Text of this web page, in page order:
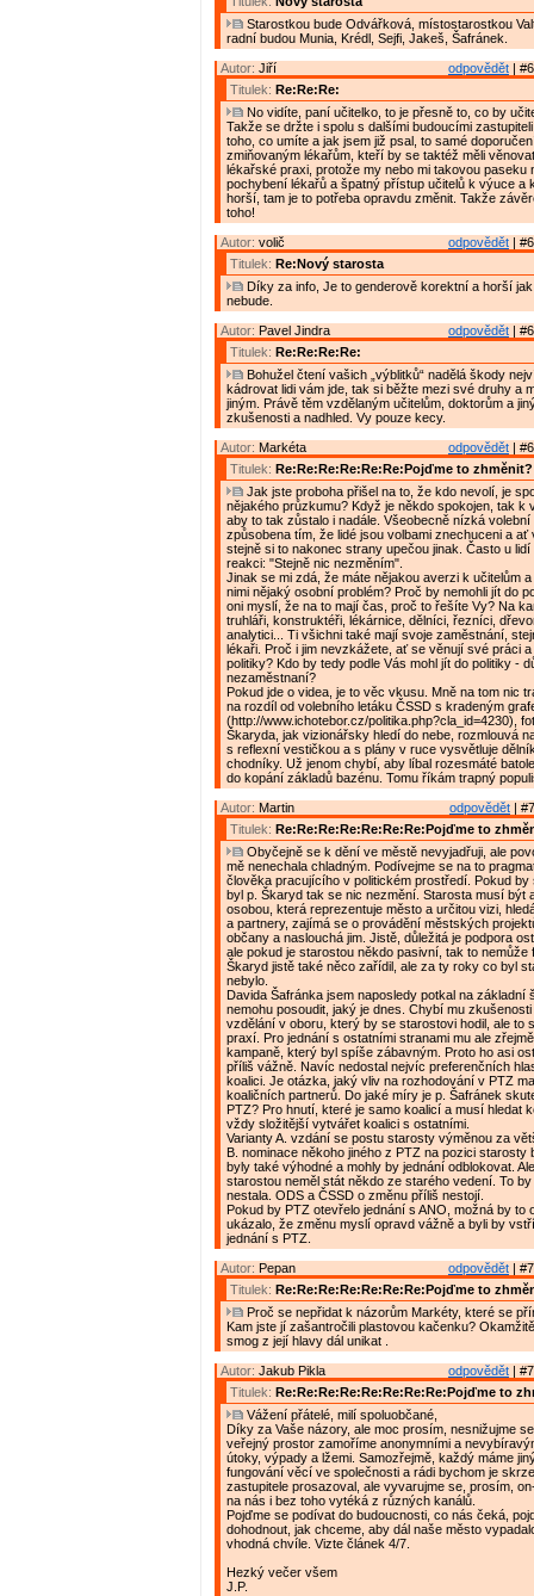
Starostkou bude Odvářková, místostarostkou
radní budou Munia, Krédl, Sejfi, Jakeš, Šafránek.
odpovědět |
Autor: Jiří
Titulek: Re:Re:Re:
No vidíte, paní učitelko, to je přesně to, co by
Takže se držte i spolu s dalšími budoucími
toho, co umíte a jak jsem již psal, to samé
zmiňovaným lékařům, kteří by se taktéž měli
lékařské praxi, protože my nebo mi takovou paseku
pochybení lékařů a špatný přístup učitelů k výuce a
horší, tam je to potřeba opravdu změnit. Takže
toho!
odpovědět |
Autor: volič
Titulek: Re:Nový starosta
Díky za info, Je to genderově korektní a horší
nebude.
odpovědět |
Autor: Pavel Jindra
Titulek: Re:Re:Re:Re:
Bohužel čtení vašich „výblitků“ nadělá škody
kádrovat lidi vám jde, tak si běžte mezi své druhy a
jiným. Právě těm vzdělaným učitelům, doktorům a
zkušenosti a nadhled. Vy pouze kecy.
odpovědět |
Autor: Markéta
Titulek: Re:Re:Re:Re:Re:Re:Pojďme to zhměnit?
Jak jste proboha přišel na to, že kdo nevolí, je
nějakého průzkumu? Když je někdo spokojen, tak k
aby to tak zůstalo i nadále. Všeobecně nízká volební
způsobena tím, že lidé jsou volbami znechuceni a ať
stejně si to nakonec strany upečou jinak. Často u
reakci: "Stejně nic nezměním".
Jinak se mi zdá, že máte nějakou averzi k učitelům
nimi nějaký osobní problém? Proč by nemohli jít do
oni myslí, že na to mají čas, proč to řešíte Vy? Na
truhláři, konstruktéři, lékárnice, dělníci, řezníci,
analytici... Ti všichni také mají svoje zaměstnání,
lékaři. Proč i jim nevzkážete, ať se věnují své práci
politiky? Kdo by tedy podle Vás mohl jít do politiky -
nezaměstnaní?
Pokud jde o videa, je to věc vkusu. Mně na tom nic
na rozdíl od volebního letáku ČSSD s kradeným
(http://www.ichotebor.cz/politika.php?cla_id=4230),
Škaryda, jak vizionářsky hledí do nebe, rozmlouvá
s reflexní vestičkou a s plány v ruce vysvětluje
chodníky. Už jenom chybí, aby líbal rozesmáté
do kopání základů bazénu. Tomu říkám trapný
odpovědět |
Autor: Martin
Titulek: Re:Re:Re:Re:Re:Re:Re:Pojďme to
Obyčejně se k dění ve městě nevyjadřuji, ale
mě nenechala chladným. Podívejme se na to
člověka pracujícího v politickém prostředí. Pokud by
byl p. Škaryd tak se nic nezmění. Starosta musí být
osobou, která reprezentuje město a určitou vizi,
a partnery, zajímá se o provádění městských
občany a naslouchá jim. Jistě, důležitá je podpora
ale pokud je starostou někdo pasivní, tak to nemůže
Škaryd jistě také něco zařídil, ale za ty roky co byl
nebylo.
Davida Šafránka jsem naposledy potkal na základní
nemohu posoudit, jaký je dnes. Chybí mu zkušenosti
vzdělání v oboru, který by se starostovi hodil, ale to
praxí. Pro jednání s ostatními stranami mu ale
kampaně, který byl spíše zábavným. Proto ho asi
příliš vážně. Navíc nedostal nejvíc preferenčních
koalici. Je otázka, jaký vliv na rozhodování v PTZ
koaličních partnerů. Do jaké míry je p. Šafránek
PTZ? Pro hnutí, které je samo koalicí a musí hledat
vždy složitější vytvářet koalici s ostatními.
Varianty A. vzdání se postu starosty výměnou za
B. nominace někoho jiného z PTZ na pozici starosty
byly také výhodné a mohly by jednání odblokovat.
starostou neměl stát někdo ze starého vedení. To
nestala. ODS a ČSSD o změnu příliš nestojí.
Pokud by PTZ otevřelo jednání s ANO, možná by to
ukázalo, že změnu myslí opravd vážně a byli by
jednání s PTZ.
odpovědět |
Autor: Pepan
Titulek: Re:Re:Re:Re:Re:Re:Re:Pojďme to
Proč se nepřidat k názorům Markéty, které se
Kam jste jí zašantročili plastovou kačenku?
smog z její hlavy dál unikat .
odpovědět |
Autor: Jakub Pikla
Titulek: Re:Re:Re:Re:Re:Re:Re:Re:Pojďme to
Vážení přátelé, milí spoluobčané,
Díky za Vaše názory, ale moc prosím, nesnižujme
veřejný prostor zamoříme anonymními a
útoky, výpady a lžemi. Samozřejmě, každý máme
fungování věcí ve společnosti a rádi bychom je
zastupitele prosazoval, ale vyvarujme se, prosím,
na nás i bez toho vytéká z různých kanálů.
Pojďme se podívat do budoucnosti, co nás čeká,
dohodnout, jak chceme, aby dál naše město
vhodná chvíle. Vizte článek 4/7.
Hezký večer všem
J.P.